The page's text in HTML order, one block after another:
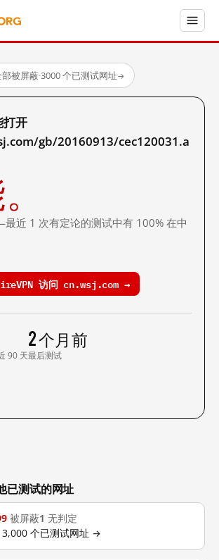
部被屏蔽·3000 个已测试网址→
打开
gb/20160913/cec120031.a
近 1 次有定论的测试中有 100% 在中
访问 cn.wsj.com →
90 天
2 个月前
最后测试
测试的网址
被屏蔽1 无判定
个已测试网址 →